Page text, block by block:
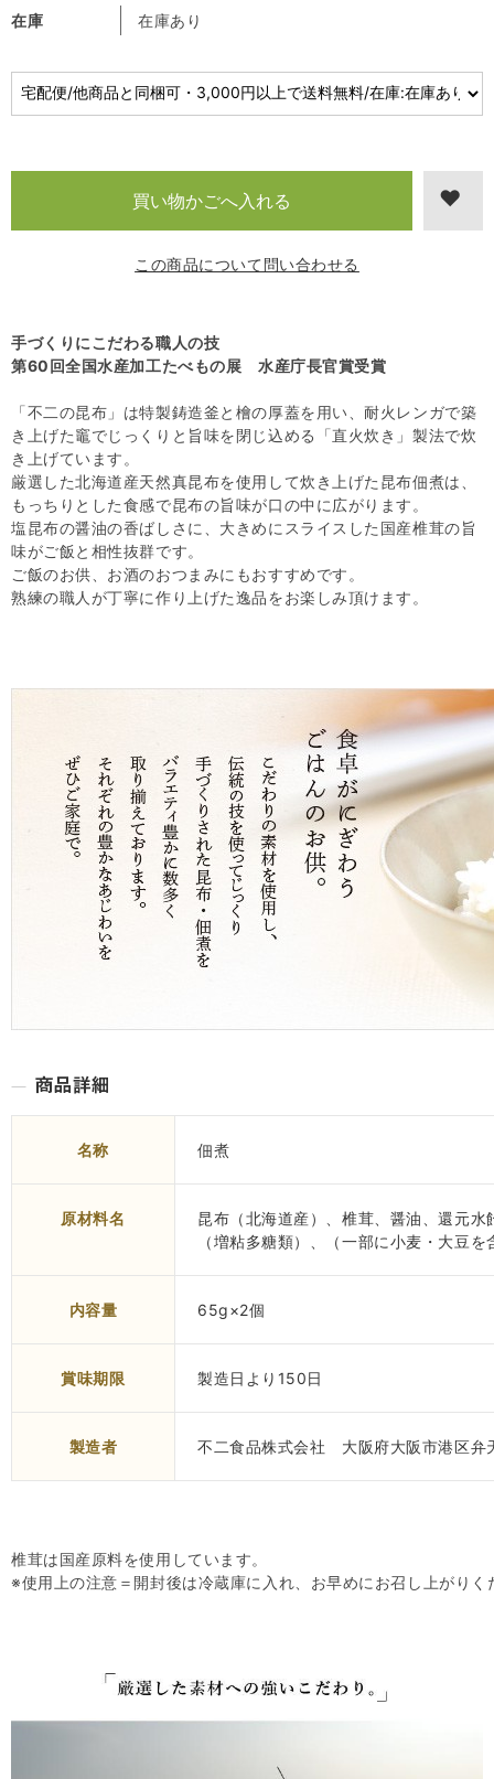
在庫 在庫あり
この商品について問い合わせる
手づくりにこだわる職人の技
第60回全国水産加工たべもの展 水産庁長官賞受賞
「不二の昆布」は特製鋳造釜と檜の厚蓋を用い、耐火レンガで築
き上げた竈でじっくりと旨味を閉じ込める「直火炊き」製法で炊
き上げています。
厳選した北海道産天然真昆布を使用して炊き上げた昆布佃煮は、
もっちりとした食感で昆布の旨味が口の中に広がります。
塩昆布の醤油の香ばしさに、大きめにスライスした国産椎茸の旨
味がご飯と相性抜群です。
ご飯のお供、お酒のおつまみにもおすすめです。
熟練の職人が丁寧に作り上げた逸品をお楽しみ頂けます。
名称 佃煮
原材料名
昆布（北海道産）、椎茸、醤油、還元
（増粘多糖類）、（一部に小麦・大豆を
内容量 65g×2個
賞味期限 製造日より150日
製造者 不二食品株式会社 大阪府大阪市港区弁
椎茸は国産原料を使用しています。
※使用上の注意＝開封後は冷蔵庫に入れ、お早めにお召し上がりく